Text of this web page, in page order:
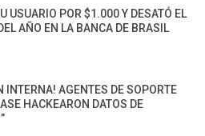
USUARIO POR $1.000 Y DESATÓ EL
AÑO EN LA BANCA DE BRASIL
INTERNA! AGENTES DE SOPORTE
HACKEARON DATOS DE